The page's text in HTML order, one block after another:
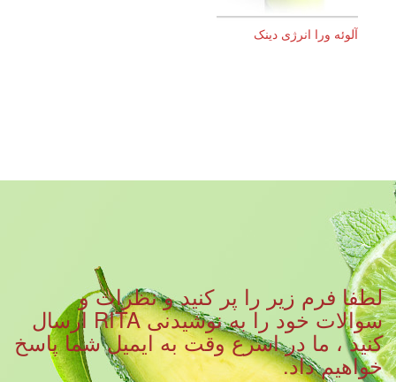
آلوئه ورا انرژی دینک
لطفا فرم زیر را پر کنید و نظرات و
سوالات خود را به نوشیدنی RITA ارسال
کنید ، ما در اسرع وقت به ایمیل شما پاسخ
خواهیم داد.